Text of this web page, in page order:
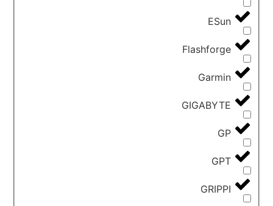
ESun
Flashforge
Garmin
GIGABYTE
GP
GPT
GRIPPI